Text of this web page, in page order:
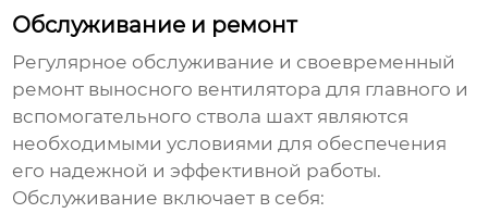
Обслуживание и ремонт
Регулярное обслуживание и своевременный
ремонт выносного вентилятора для главного и
вспомогательного ствола шахт являются
необходимыми условиями для обеспечения
его надежной и эффективной работы.
Обслуживание включает в себя: